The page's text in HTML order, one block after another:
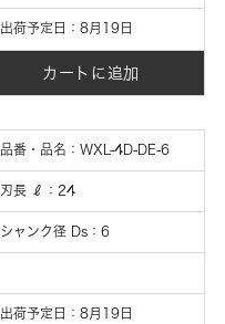
出荷予定日： 8月19日
カートに追加
品番・品名： WXL-4D-DE-6
刃長 ℓ ： 24
シャンク径 Ds ： 6
出荷予定日： 8月19日